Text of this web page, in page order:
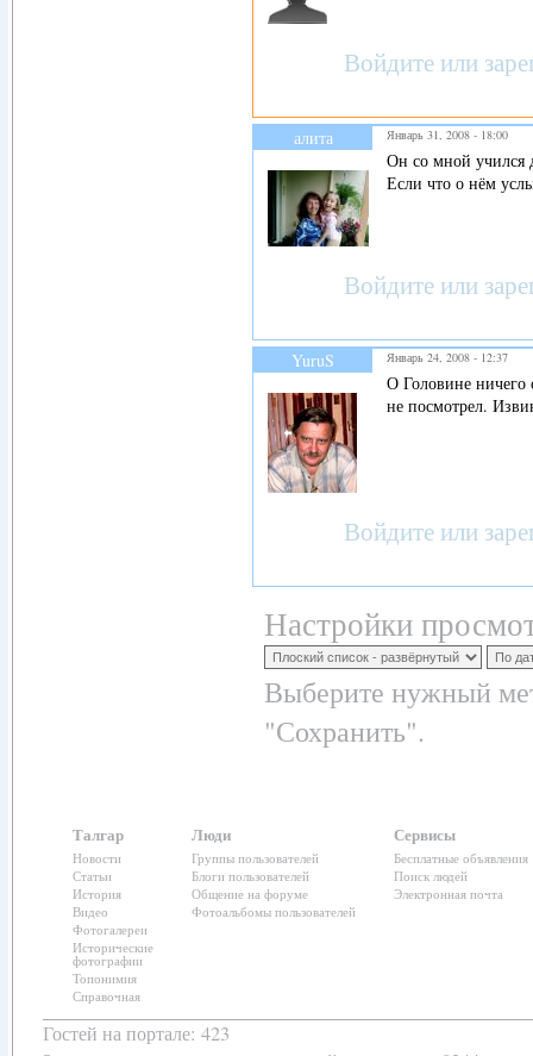
Войдите или
алита Январь 31, 2008 - 18:00
Он со мной учился
Если что о нём
Войдите или
YuruS Январь 24, 2008 - 12:37
О Головине ничего
не посмотрел.
Войдите или
Настройки
Выберите нужный
"Сохранить".
Талгар
Новости
Статьи
История
Видео
Фотогалереи
Исторические
фотографии
Топонимия
Справочная
Люди
Группы пользователей
Блоги пользователей
Общение на форуме
Фотоальбомы пользователей
Сервисы
Бесплатные объявления
Поиск людей
Электронная почта
Гостей на портале: 423